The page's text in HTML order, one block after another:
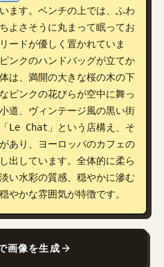
ます。ベンチの上では、ふわ
よさそうに丸まって眠ってお
ードが優しく置かれていま
ンクのハンドバッグが立てか
は、満開の大きな桜の木の下
ピンクの花びらが空中に舞っ
道、ヴィンテージ風の黒い街
Le Chat」という店構え、そ
あり、ヨーロッパのカフェの
出しています。全体的に柔ら
い水彩の質感、穏やかに滲む
やかな雰囲気が特徴です。
画像を生成